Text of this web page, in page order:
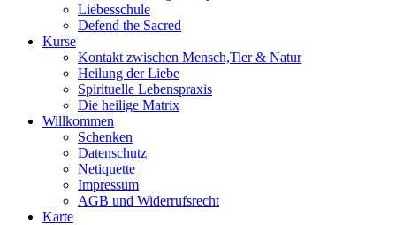
Liebesschule
Defend the Sacred
Kurse
Kontakt zwischen Mensch,Tier & Natur
Heilung der Liebe
Spirituelle Lebenspraxis
Die heilige Matrix
Willkommen
Schenken
Datenschutz
Netiquette
Impressum
AGB und Widerrufsrecht
Karte